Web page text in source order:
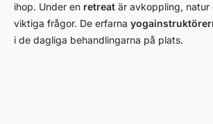
ihop. Under en retreat är avkoppling, natur
viktiga frågor. De erfarna
i de dagliga behandlingarna på plats.